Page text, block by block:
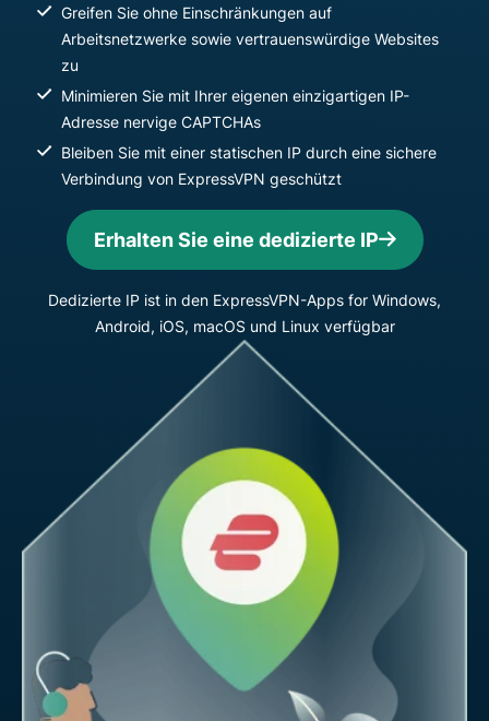
Greifen Sie ohne Einschränkungen auf
Arbeitsnetzwerke sowie vertrauenswürdige Websites
zu
Minimieren Sie mit Ihrer eigenen einzigartigen IP-
Adresse nervige CAPTCHAs
Bleiben Sie mit einer statischen IP durch eine sichere
Verbindung von ExpressVPN geschützt
Erhalten Sie eine dedizierte IP
Dedizierte IP ist in den ExpressVPN-Apps for Windows,
Android, iOS, macOS und Linux verfügbar